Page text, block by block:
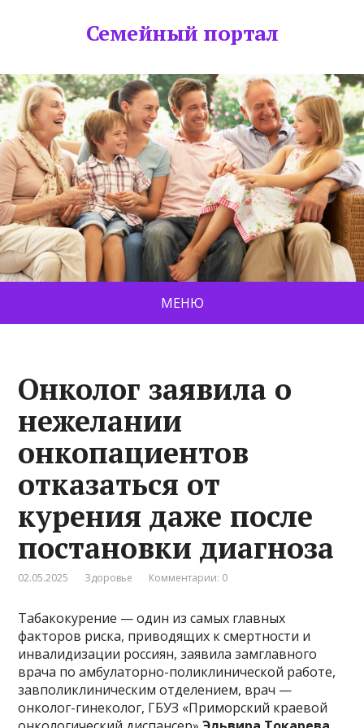
Семейный портал
МЕНЮ
Онколог заявила о
нежелании
онкопациентов
отказаться от
курения даже после
постановки диагноза
02.05.2025 Здоровье Комментарии: 0
Табакокурение — один из самых главных
факторов риска, приводящих к смертности и
инвалидизации россиян, заявила замглавного
врача по амбулаторно-поликлинической работе,
завполиклиническим отделением, врач —
онколог-гинеколог, ГБУЗ «Приморский краевой